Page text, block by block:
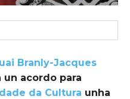
Branly-Jacques
un acordo para
da Cultura unha